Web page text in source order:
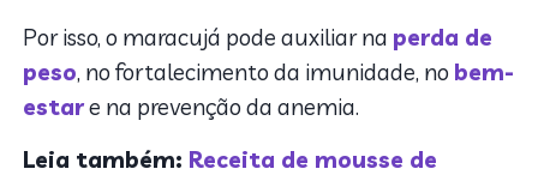
Por isso, o maracujá pode auxiliar na perda de
peso, no fortalecimento da imunidade, no bem-
estare na prevenção da anemia.
Leia também: Receita de mousse de